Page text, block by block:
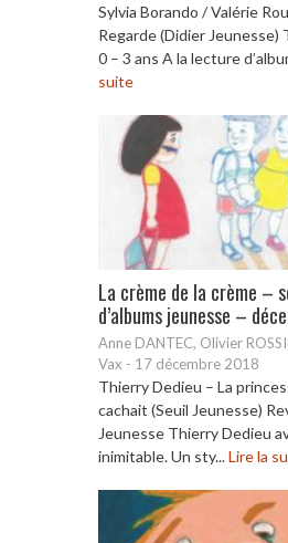
Sylvia Borando / Valérie
Regarde (Didier Jeunesse)
0 – 3 ans A la lecture
suite
La crème de la crème –
d’albums jeunesse –
Anne DANTEC, Olivier
Vax - 17 décembre 2018
Thierry Dedieu – La
cachait (Seuil Jeunesse)
Jeunesse Thierry Dedieu
inimitable. Un sty...Lire la